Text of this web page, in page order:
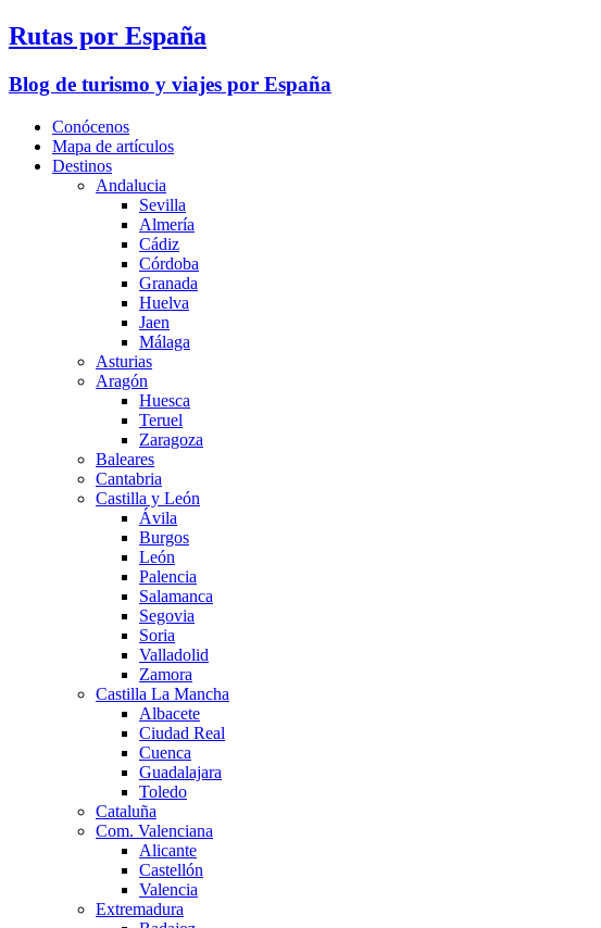
Rutas por España
Blog de turismo y viajes por España
Conócenos
Mapa de artículos
Destinos
Andalucia
Sevilla
Almería
Cádiz
Córdoba
Granada
Huelva
Jaen
Málaga
Asturias
Aragón
Huesca
Teruel
Zaragoza
Baleares
Cantabria
Castilla y León
Ávila
Burgos
León
Palencia
Salamanca
Segovia
Soria
Valladolid
Zamora
Castilla La Mancha
Albacete
Ciudad Real
Cuenca
Guadalajara
Toledo
Cataluña
Com. Valenciana
Alicante
Castellón
Valencia
Extremadura